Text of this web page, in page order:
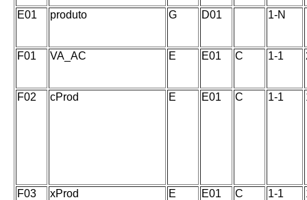
E01
produto G D01 1-N
F01 VA_AC E E01 C 1-1
F02 cProd E E01 C 1-1
F03 xProd E E01 C 1-1